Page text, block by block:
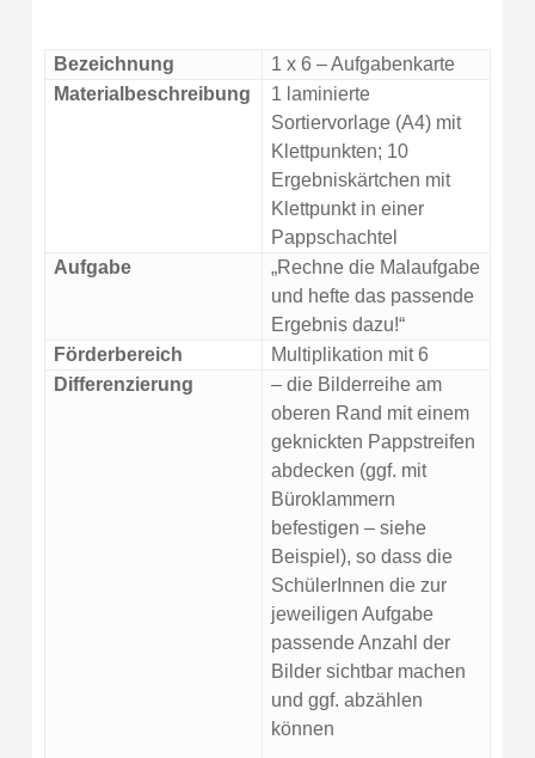
Bezeichnung
1 x 6 – Aufgabenkarte
Materialbeschreibung
1 laminierte
Sortiervorlage (A4) mit
Klettpunkten; 10
Ergebniskärtchen mit
Klettpunkt in einer
Pappschachtel
Aufgabe
„Rechne die Malaufgabe
und hefte das passende
Ergebnis dazu!“
Förderbereich
Multiplikation mit 6
Differenzierung
– die Bilderreihe am
oberen Rand mit einem
geknickten Pappstreifen
abdecken (ggf. mit
Büroklammern
befestigen – siehe
Beispiel), so dass die
SchülerInnen die zur
jeweiligen Aufgabe
passende Anzahl der
Bilder sichtbar machen
und ggf. abzählen
können